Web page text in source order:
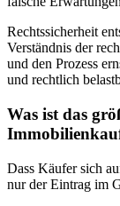
Rechtssicherheit
Verständnis der
und den Prozess
und rechtlich
Was ist das
Dass Käufer sich
nur der Eintrag im